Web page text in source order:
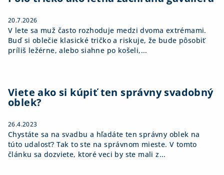
20.7.2026
V lete sa muž často rozhoduje medzi dvoma extrémami.
Buď si oblečie klasické tričko a riskuje, že bude pôsobiť
príliš ležérne, alebo siahne po košeli,...
Viete ako si kúpiť ten správny svadobný
oblek?
26.4.2023
Chystáte sa na svadbu a hľadáte ten správny oblek na
túto udalosť? Tak to ste na správnom mieste. V tomto
článku sa dozviete, ktoré veci by ste mali z...